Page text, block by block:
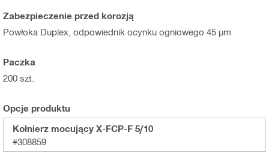
Zabezpieczenie przed korozją
Powłoka Duplex, odpowiednik ocynku ogniowego 45 µm
Paczka
200 szt.
Opcje produktu
Kołnierz mocujący X-FCP-F 5/10
#308859